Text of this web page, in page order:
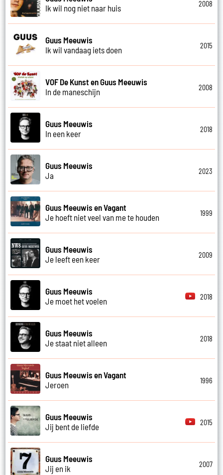
Ik wil nog niet naar huis
2008
Guus Meeuwis
Ik wil vandaag iets doen
2015
VOF De Kunst en Guus Meeuwis
In de maneschijn
2008
Guus Meeuwis
In een keer
2018
Guus Meeuwis
Ja
2023
Guus Meeuwis en Vagant
Je hoeft niet veel van me te houden
1999
Guus Meeuwis
Je leeft een keer
2009
Guus Meeuwis
Je moet het voelen
2018
Guus Meeuwis
Je staat niet alleen
2018
Guus Meeuwis en Vagant
Jeroen
1996
Guus Meeuwis
Jij bent de liefde
2015
Guus Meeuwis
Jij en ik
2007